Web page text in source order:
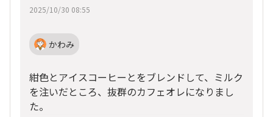
2025/10/30 08:55
かわみ
紺色とアイスコーヒーとをブレンドして、ミルク
を注いだところ、抜群のカフェオレになりまし
た。